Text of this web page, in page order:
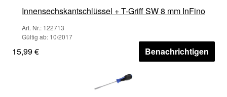
Innensechskantschlüssel + T-Griff SW 8 mm InFino
Art. Nr.: 122713
Gültig ab: 10/2017
15,99 € Benachrichtigen